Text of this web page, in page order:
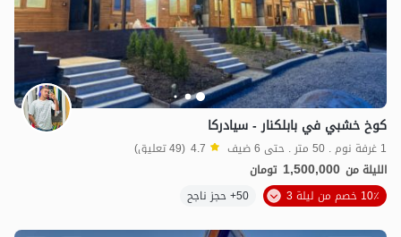
كوخ خشبي في بابلكنار - سيادركا
1 غرفة نوم . 50 متر . حتى 6 ضيف 4.7 (49 تعليق)
الليلة من 1,500,000 تومان
10٪ خصم من ليلة 3
50+ حجز ناجح